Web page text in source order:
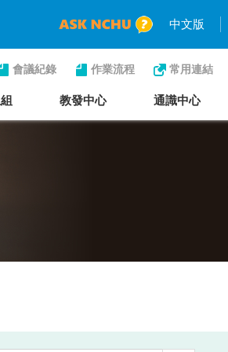
中文版
會議紀錄 作業流程 常用連結
教發中心 通識中心